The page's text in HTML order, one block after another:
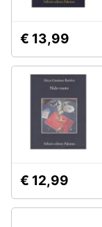
€ 13,99
€ 12,99